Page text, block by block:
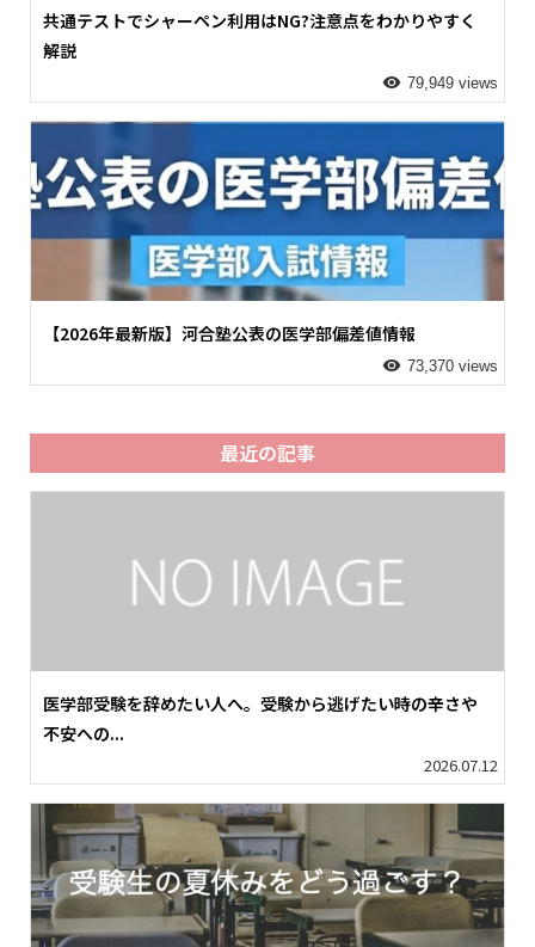
共通テストでシャーペン利用はNG?注意点をわかりやすく
解説
79,949 views
【2026年最新版】河合塾公表の医学部偏差値情報
73,370 views
最近の記事
医学部受験を辞めたい人へ。受験から逃げたい時の辛さや
不安への...
2026.07.12